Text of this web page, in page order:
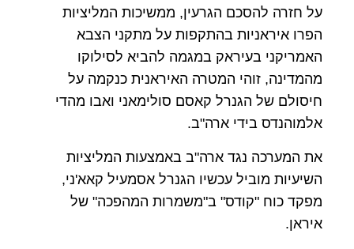
על חזרה להסכם הגרעין, ממשיכות המליציות
הפרו איראניות בהתקפות על מתקני הצבא
האמריקני בעיראק במגמה להביא לסילוקו
מהמדינה, זוהי המטרה האיראנית כנקמה על
חיסולם של הגנרל קאסם סולימאני ואבו מהדי
אלמוהנדס בידי ארה"ב.
את המערכה נגד ארה"ב באמצעות המליציות
השיעיות מוביל עכשיו הגנרל אסמעיל קאא'ני,
מפקד כוח "קודס" ב"משמרות המהפכה" של
איראן.